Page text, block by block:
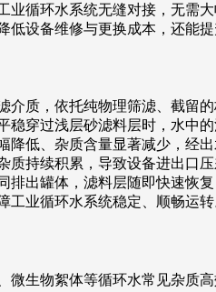
循环水系统无缝对接，无
设备维修与更换成本，还能
质，依托纯物理筛滤、截
穿过浅层砂滤料层时，水
低、杂质含量显著减少，经
持续积累，导致设备进出
出罐体，滤料层随即快速恢
业循环水系统稳定、顺畅运转
生物絮体等循环水常见杂质